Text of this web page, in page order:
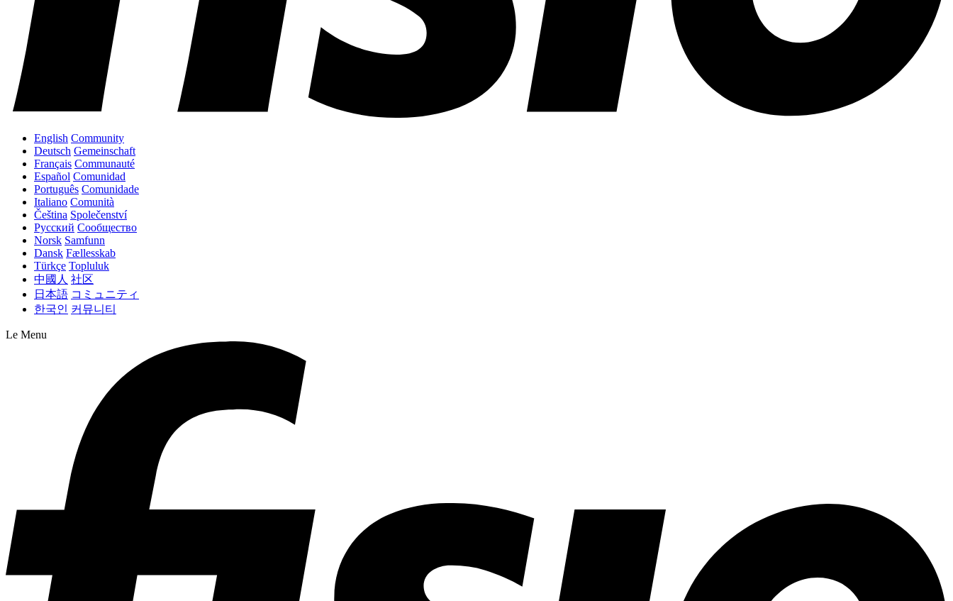
English Community
Deutsch Gemeinschaft
Français Communauté
Español Comunidad
Português Comunidade
Italiano Comunità
Čeština Společenství
Русский Сообщество
Norsk Samfunn
Dansk Fællesskab
Türkçe Topluluk
中國人 社区
日本語 コミュニティ
한국인 커뮤니티
Le Menu